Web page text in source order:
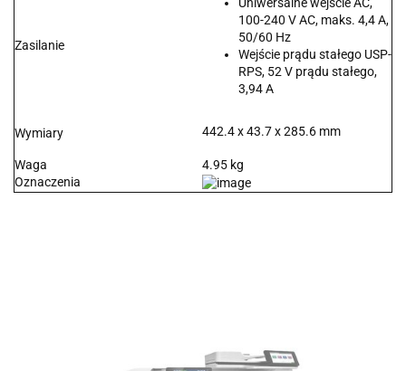
Zasilanie
100-240 V AC, maks. 4,4 A,
50/60 Hz
Wejście prądu stałego USP-
RPS, 52 V prądu stałego,
3,94 A
Wymiary 442.4 x 43.7 x 285.6 mm
Waga
4.95 kg
Oznaczenia